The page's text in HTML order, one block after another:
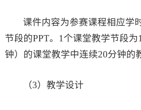
课件内容为参赛课程相应学
节段的PPT。 1个课堂教学节段为
钟）的课堂教学中连续20分钟的
（3）教学设计